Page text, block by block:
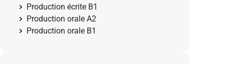
Production écrite B1
Production orale A2
Production orale B1